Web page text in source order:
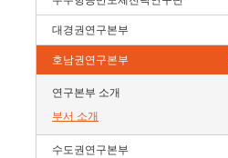
대경권연구본부
호남권연구본부
연구본부 소개
부서 소개
수도권연구본부